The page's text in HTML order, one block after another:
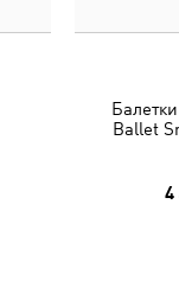
Ballet
4